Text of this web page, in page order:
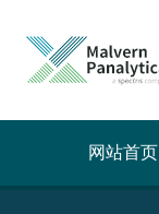
网站首页